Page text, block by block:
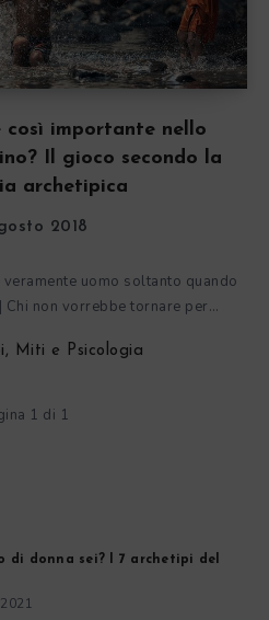
così importante nello
Il gioco secondo la
archetipica
2018
uomo soltanto quando
non vorrebbe tornare per…
Miti e Psicologia
1 di 1
di donna sei? I 7 archetipi del